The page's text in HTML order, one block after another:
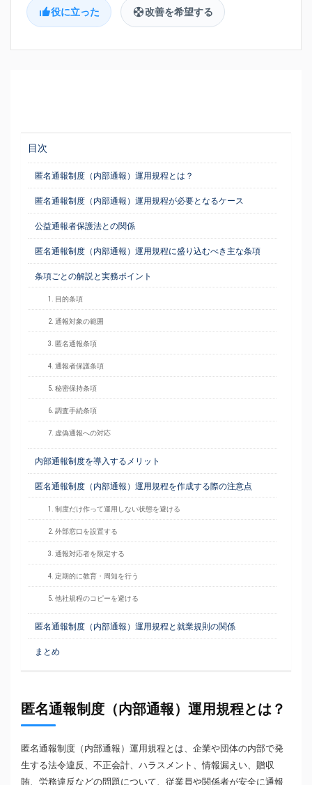
役に立った 改善を希望する
目次
匿名通報制度（内部通報）運用規程とは？
匿名通報制度（内部通報）運用規程が必要となるケース
公益通報者保護法との関係
匿名通報制度（内部通報）運用規程に盛り込むべき主な条項
条項ごとの解説と実務ポイント
1. 目的条項
2. 通報対象の範囲
3. 匿名通報条項
4. 通報者保護条項
5. 秘密保持条項
6. 調査手続条項
7. 虚偽通報への対応
内部通報制度を導入するメリット
匿名通報制度（内部通報）運用規程を作成する際の注意点
1. 制度だけ作って運用しない状態を避ける
2. 外部窓口を設置する
3. 通報対応者を限定する
4. 定期的に教育・周知を行う
5. 他社規程のコピーを避ける
匿名通報制度（内部通報）運用規程と就業規則の関係
まとめ
匿名通報制度（内部通報）運用規程とは？
匿名通報制度（内部通報）運用規程とは、企業や団体の内部で発
生する法令違反、不正会計、ハラスメント、情報漏えい、贈収
賄、労務違反などの問題について、従業員や関係者が安全に通報